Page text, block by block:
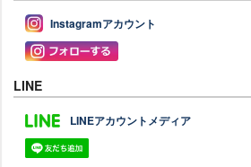
Instagramアカウント
LINE
LINEアカウントメディア